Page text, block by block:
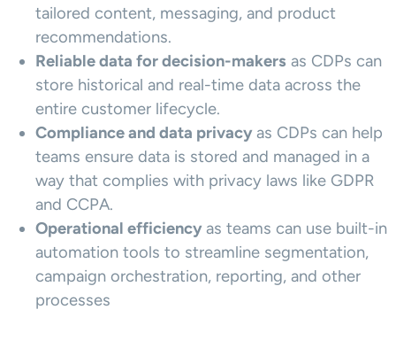
tailored content, messaging, and product
recommendations.
Reliable data for decision-makers as CDPs can
store historical and real-time data across the
entire customer lifecycle.
Compliance and data privacyas CDPs can help
teams ensure data is stored and managed in a
way that complies with privacy laws like GDPR
and CCPA.
Operational efficiencyas teams can use built-in
automation tools to streamline segmentation,
campaign orchestration, reporting, and other
processes